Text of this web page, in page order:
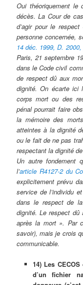
Oui théoriquement
décès. La Cour de
d’agir pour le
personne concernée,
14 déc. 1999, D. 2000,
Paris, 21 septembre
dans le Code civil
de respect dû aux
dignité. On écarte
corps mort ou des
pénal pourrait faire
la mémoire des
atteintes à la dignité
ou le fait de ne pas
respectant la dignité
Un autre fondement
l’article R4127-2 du
explicitement prévu
service de l’individu
dans le respect de
dignité. Le respect dû
après la mort ». Par
savoir), mais je crois
communicable.
14) Les
d’un fichier